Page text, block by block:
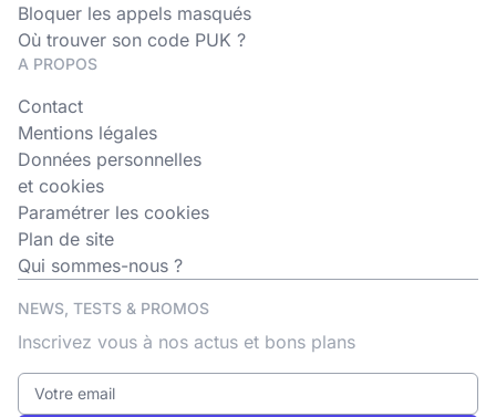
Bloquer les appels masqués
Où trouver son code PUK ?
A PROPOS
Contact
Mentions légales
Données personnelles
et cookies
Paramétrer les cookies
Plan de site
Qui sommes-nous ?
NEWS, TESTS & PROMOS
Inscrivez vous à nos actus et bons plans